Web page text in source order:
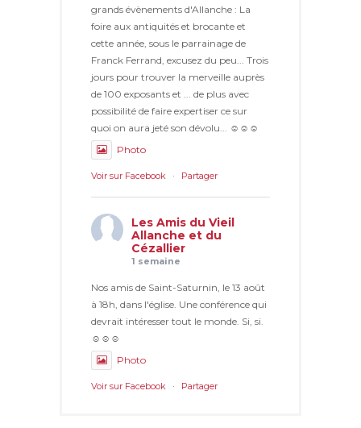
grands évènements d'Allanche : La
foire aux antiquités et brocante et
cette année, sous le parrainage de
Franck Ferrand, excusez du peu... Trois
jours pour trouver la merveille auprès
de 100 exposants et ... de plus avec
possibilité de faire expertiser ce sur
quoi on aura jeté son dévolu... ☺☺☺
Photo
Voir sur Facebook · Partager
Les Amis du Vieil
Allanche et du
Cézallier
1 semaine
Nos amis de Saint-Saturnin, le 13 août
à 18h, dans l'église. Une conférence qui
devrait intéresser tout le monde. Si, si.
☺☺☺
Photo
Voir sur Facebook · Partager